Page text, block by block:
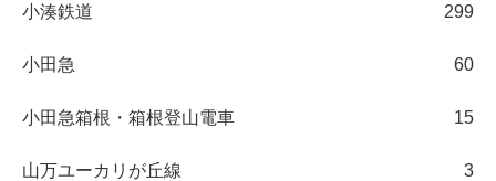
小湊鉄道 299
小田急 60
小田急箱根・箱根登山電車 15
山万ユーカリが丘線 3